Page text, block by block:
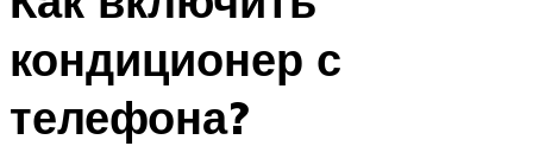
кондиционер с
телефона?